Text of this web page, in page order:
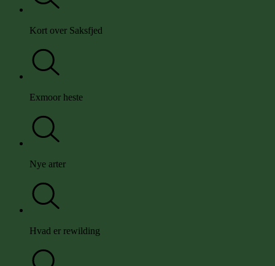
Kort over Saksfjed
Exmoor heste
Nye arter
Hvad er rewilding